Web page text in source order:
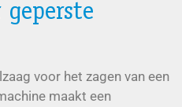
voor het zagen van een
maakt een